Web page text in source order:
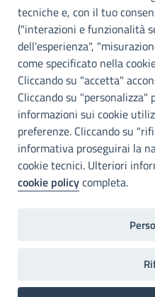
Info e contatti
Città Metropoliitana di Palermo
Via Maqueda, 100 - 90134 -
Cod. Fisc. 80021470820
PEC:
I nostri canali
Accessibilità
Città Metropolitana di Palermo si
web accessibile, conformemente
Home Note legali
tecniche e, con il tuo
("interazioni e funzionalità
dell'esperienza",
come specificato nella
Cliccando su "accetta"
Cliccando su "personalizza"
informazioni sui cookie
preferenze. Cliccando su
informativa proseguirai la
cookie tecnici. Ulteriori
cookie policycompleta.